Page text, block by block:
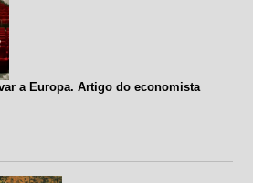
a Europa. Artigo do economista